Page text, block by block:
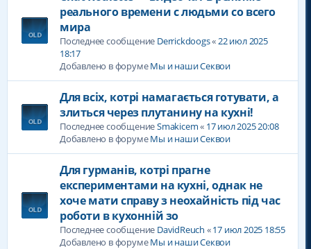
реального времени с людьми со всего
мира
Последнее сообщение Derrickdoogs« 22 июл 2025
18:17
Добавлено в форумеМы и наши Секвои
Для всіх, котрі намагається готувати, а
злиться через плутанину на кухні!
Последнее сообщениеSmakicem« 17 июл 2025 20:08
Добавлено в форумеМы и наши Секвои
Для гурманів, котрі прагне
експериментами на кухні, однак не
хоче мати справу з неохайність під час
роботи в кухонній зо
Последнее сообщение DavidReuch «17 июл 2025 18:55
Добавлено в форумеМы и наши Секвои